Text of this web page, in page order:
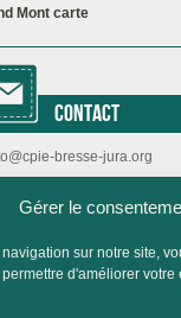
Gérer le
sur notre site,
d'améliorer votre
Mont carte
CONTACT
bresse-jura.org
ACCUEIL
QUI SOMMES-